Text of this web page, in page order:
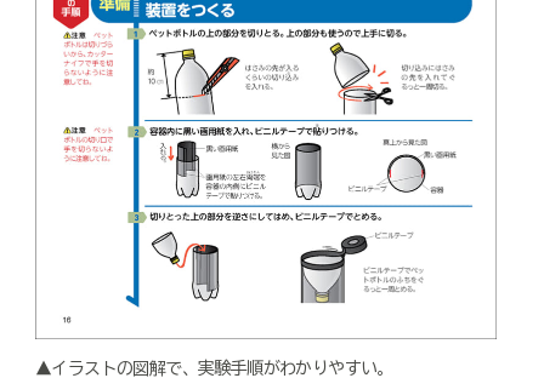
▲イラストの図解で、実験手順がわかりやすい。